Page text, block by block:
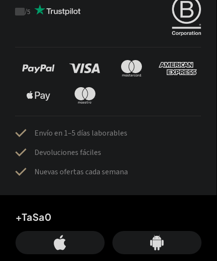
Trustpilot
/5
Envío en 1–5 días laborables
Devoluciones fáciles
Nuevas ofertas cada semana
+TaSa0